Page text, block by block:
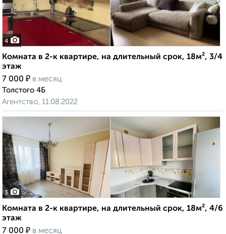
4
Комната в 2-к квартире, на длительный срок, 18м², 3/4
этаж
7 000 ₽ в месяц
Толстого 4Б
Агентство, 11.08.2022
3
Комната в 2-к квартире, на длительный срок, 18м², 4/6
этаж
7 000 ₽ в месяц